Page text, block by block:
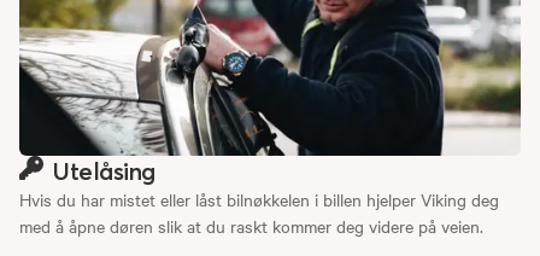
Utelåsing
Hvis du har mistet eller låst bilnøkkelen i billen hjelper Viking deg
med å åpne døren slik at du raskt kommer deg videre på veien.